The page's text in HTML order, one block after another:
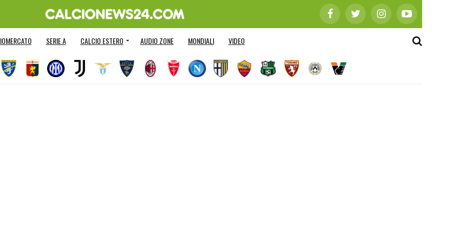
SERIE A CALCIO ESTERO AUDIO ZONE MONDIALI VIDEO